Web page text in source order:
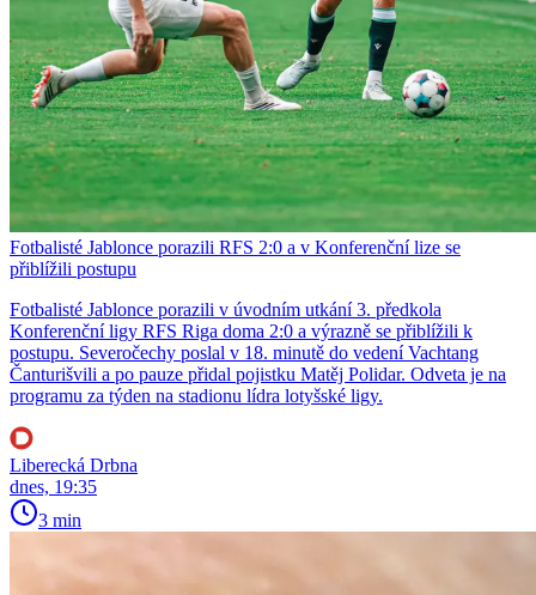
Fotbalisté Jablonce porazili RFS 2:0 a v Konferenční lize se
přiblížili postupu
Fotbalisté Jablonce porazili v úvodním utkání 3. předkola
Konferenční ligy RFS Riga doma 2:0 a výrazně se přiblížili k
postupu. Severočechy poslal v 18. minutě do vedení Vachtang
Čanturišvili a po pauze přidal pojistku Matěj Polidar. Odveta je na
programu za týden na stadionu lídra lotyšské ligy.
Liberecká Drbna
dnes, 19:35
3 min